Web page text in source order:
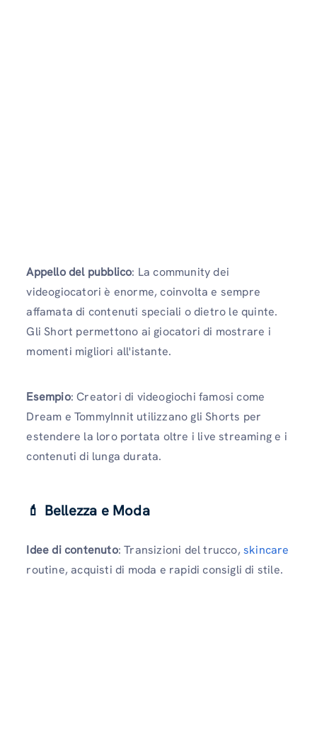
Appello del pubblico: La community dei
videogiocatori è enorme, coinvolta e sempre
affamata di contenuti speciali o dietro le quinte.
Gli Short permettono ai giocatori di mostrare i
momenti migliori all'istante.
Esempio: Creatori di videogiochi famosi come
Dream e TommyInnit utilizzano gli Shorts per
estendere la loro portata oltre i live streaming e i
contenuti di lunga durata.
💄 Bellezza e Moda
Idee di contenuto: Transizioni del trucco, skincare
routine, acquisti di moda e rapidi consigli di stile.